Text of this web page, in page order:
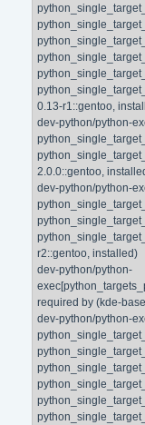
0.13-r1::gentoo,
dev-python/python-
2.0.0::gentoo,
dev-python/python-
r2::gentoo, installed)
dev-python/python-
required by (kde-
dev-python/python-